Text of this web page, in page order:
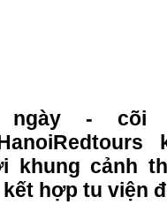
ngày- cõi
khung cảnh
hợp tu viện